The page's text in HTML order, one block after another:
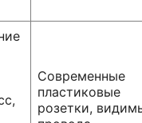
Современные
пластиковые
розетки,